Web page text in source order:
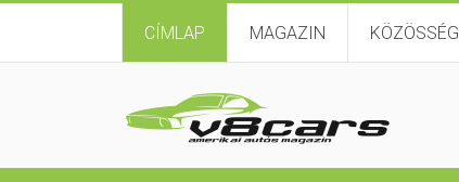
CÍMLAP MAGAZIN KÖZÖSSÉG